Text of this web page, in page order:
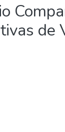
de